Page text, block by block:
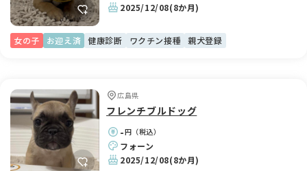
2025/12/08(8か月)
女の子 お迎え済 健康診断 ワクチン接種 親犬登録
広島県
フレンチブルドッグ
-円（税込）
フォーン
2025/12/08(8か月)